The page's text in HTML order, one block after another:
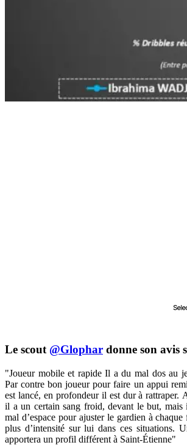
Le scout @Glophar donne son avis
"Joueur mobile et rapide Il a du mal dos au
Par contre bon joueur pour faire un appui
est lancé, en profondeur il est dur à rattraper.
il a un certain sang froid, devant le but, mais
mal d’espace pour ajuster le gardien à
plus d’intensité sur lui dans ces situations.
apportera un profil différent à Saint-Étienne"